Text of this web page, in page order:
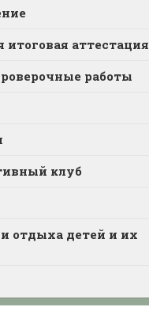
итоговая аттестация
работы
клуб
отдыха детей и их